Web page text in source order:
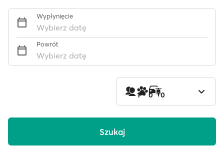
Wypłynięcie
Wybierz datę
Powrót
Wybierz datę
1 0 0
Szukaj